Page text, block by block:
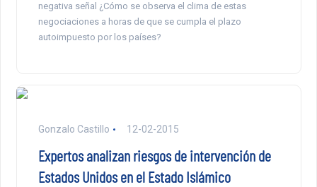
negativa señal ¿Cómo se observa el clima de estas
negociaciones a horas de que se cumpla el plazo
autoimpuesto por los países?
Gonzalo Castillo 12-02-2015
Expertos analizan riesgos de intervención de
Estados Unidos en el Estado Islámico